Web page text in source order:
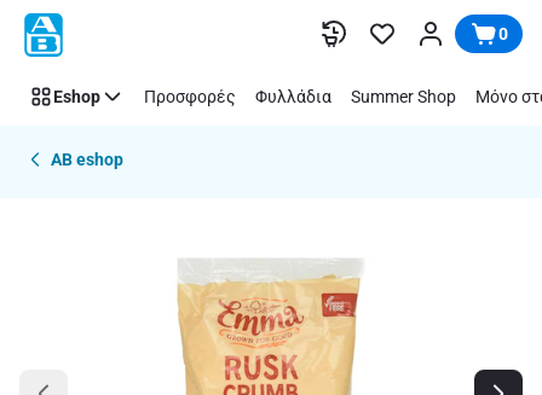
Παράλειψη 0
Eshop Προσφορές Φυλλάδια Summer Shop Μόνο
AB eshop